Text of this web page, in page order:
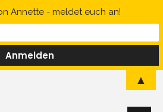
Main
Annette - meldet euch an!
▲